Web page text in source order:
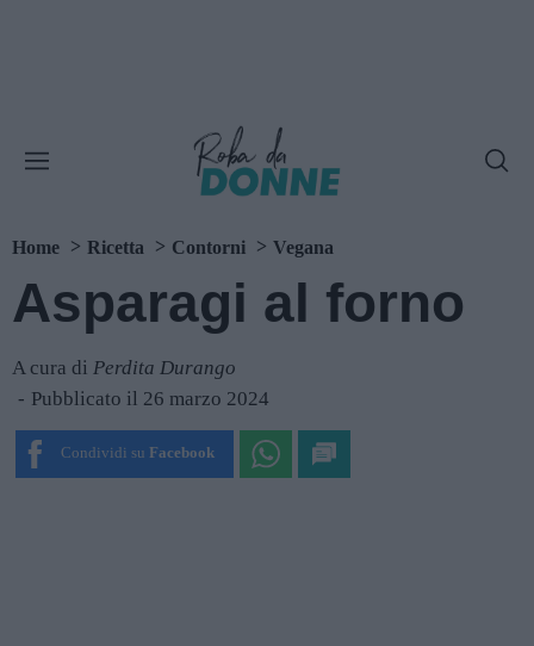
Home Ricetta Contorni Vegana
Asparagi al forno
A cura di Perdita Durango
Pubblicato il 26 marzo 2024
Condividi su Facebook